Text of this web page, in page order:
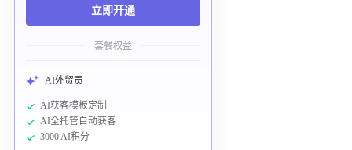
立即开通
套餐权益
AI外贸员
AI获客模板定制
AI全托管自动获客
3000 AI积分